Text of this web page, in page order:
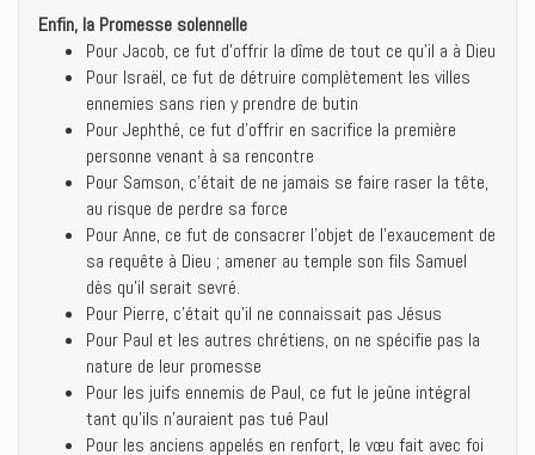
Enfin, la Promesse solennelle
Pour Jacob, ce fut d’offrir la dîme de tout ce qu’il a à Dieu
Pour Israël, ce fut de détruire complètement les villes
ennemies sans rien y prendre de butin
Pour Jephthé, ce fut d’offrir en sacrifice la première
personne venant à sa rencontre
Pour Samson, c’était de ne jamais se faire raser la tête,
au risque de perdre sa force
Pour Anne, ce fut de consacrer l’objet de l’exaucement de
sa requête à Dieu ; amener au temple son fils Samuel
dès qu’il serait sevré.
Pour Pierre, c’était qu’il ne connaissait pas Jésus
Pour Paul et les autres chrétiens, on ne spécifie pas la
nature de leur promesse
Pour les juifs ennemis de Paul, ce fut le jeûne intégral
tant qu’ils n’auraient pas tué Paul
Pour les anciens appelés en renfort, le vœu fait avec foi